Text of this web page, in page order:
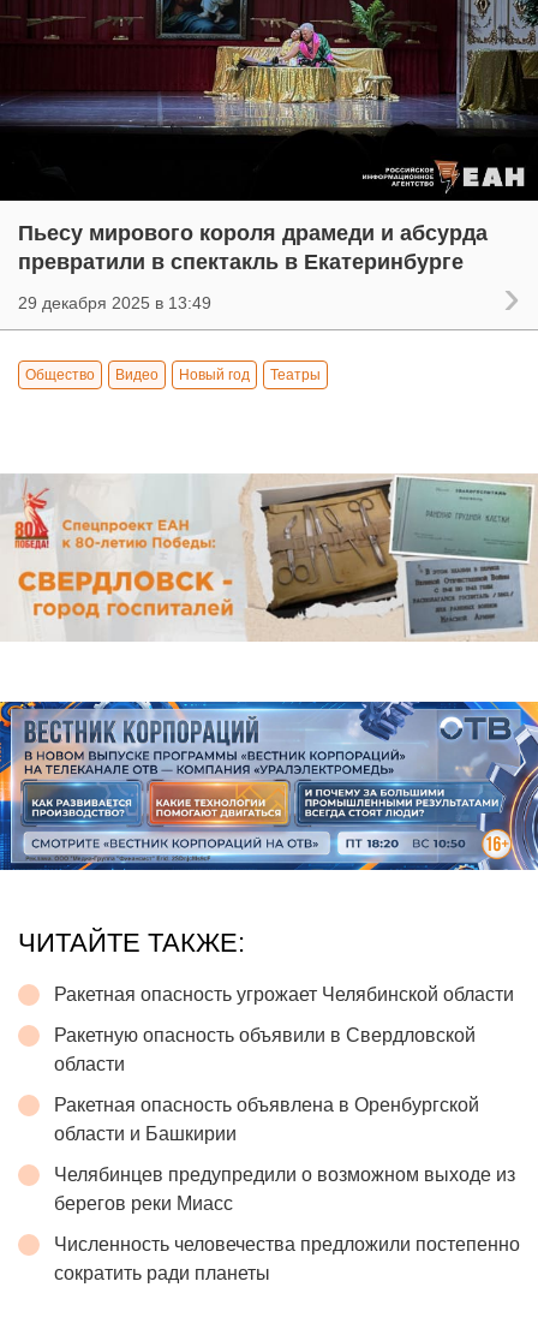
Пьесу мирового короля драмеди и абсурда
превратили в спектакль в Екатеринбурге
29 декабря 2025 в 13:49
Общество Видео Новый год Театры
ЧИТАЙТЕ ТАКЖЕ:
Ракетная опасность угрожает Челябинской области
Ракетную опасность объявили в Свердловской
области
Ракетная опасность объявлена в Оренбургской
области и Башкирии
Челябинцев предупредили о возможном выходе из
берегов реки Миасс
Численность человечества предложили постепенно
сократить ради планеты